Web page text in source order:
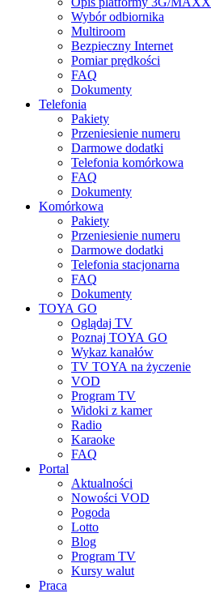
Wybór odbiornika
Multiroom
Bezpieczny Internet
Pomiar prędkości
FAQ
Dokumenty
Telefonia
Pakiety
Przeniesienie numeru
Darmowe dodatki
Telefonia komórkowa
FAQ
Dokumenty
Komórkowa
Pakiety
Przeniesienie numeru
Darmowe dodatki
Telefonia stacjonarna
FAQ
Dokumenty
TOYA GO
Oglądaj TV
Poznaj TOYA GO
Wykaz kanałów
TV TOYA na życzenie
VOD
Program TV
Widoki z kamer
Radio
Karaoke
FAQ
Portal
Aktualności
Nowości VOD
Pogoda
Lotto
Blog
Program TV
Kursy walut
Praca